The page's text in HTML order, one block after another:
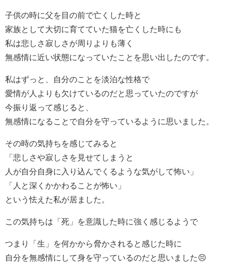
子供の時に父を目の前で亡くした時と
家族として大切に育てていた猫を亡くした時にも
私は悲しさ寂しさが周りよりも薄く
無感情に近い状態になっていたことを思い出したのです。
私はずっと、自分のことを淡泊な性格で
愛情が人よりも欠けているのだと思っていたのですが
今振り返って感じると、
無感情になることで自分を守っているように思いました。
その時の気持ちを感じてみると
「悲しさや寂しさを見せてしまうと
人が自分自身に入り込んでくるような気がして怖い」
「人と深くかかわることが怖い」
という怯えた私が居ました。
この気持ちは「死」を意識した時に強く感じるようで
つまり「生」を何かから脅かされると感じた時に
自分を無感情にして身を守っているのだと思いました😣